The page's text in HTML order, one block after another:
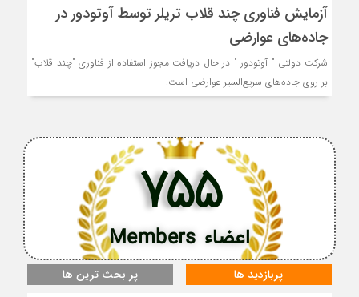
آزمایش فناوری چند قلاب تریلر توسط آوتودور در
جاده‌های عوارضی
شرکت دولتی " آوتودور " در حال دریافت مجوز استفاده از فناوری "چند قلاب"
بر روی جاده‌های سریع‌السیر عوارضی است.
اعضاء Members
755
پربازدید ها پر بحث ترین ها